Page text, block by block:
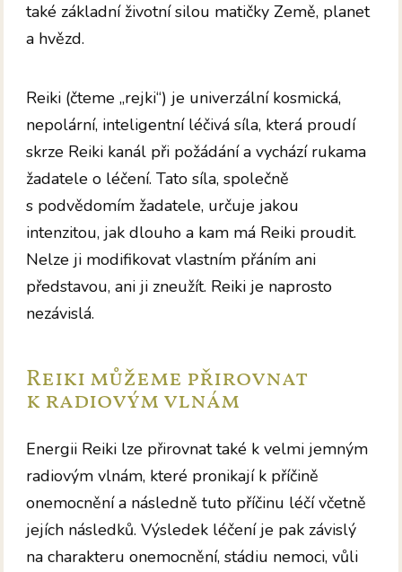
také základní životní silou matičky Země, planet
a hvězd.
Reiki (čteme „rejki“) je univerzální kosmická,
nepolární, inteligentní léčivá síla, která proudí
skrze Reiki kanál při požádání a vychází rukama
žadatele o léčení. Tato síla, společně
s podvědomím žadatele, určuje jakou
intenzitou, jak dlouho a kam má Reiki proudit.
Nelze ji modifikovat vlastním přáním ani
představou, ani ji zneužít. Reiki je naprosto
nezávislá.
Reiki můžeme přirovnat
k radiovým vlnám
Energii Reiki lze přirovnat také k velmi jemným
radiovým vlnám, které pronikají k příčině
onemocnění a následně tuto příčinu léčí včetně
jejích následků. Výsledek léčení je pak závislý
na charakteru onemocnění, stádiu nemoci, vůli